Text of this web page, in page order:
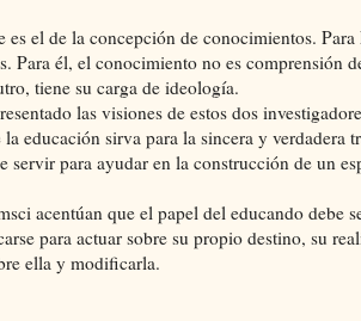
es el de la concepción de conocimientos.
Para él, el conocimiento no es comprensión
tiene su carga de ideología.
las visiones de estos dos
educación sirva para la sincera y verdadera
servir para ayudar en la construcción de un
acentúan que el papel del educando debe
para actuar sobre su propio destino, su
ella y modificarla.